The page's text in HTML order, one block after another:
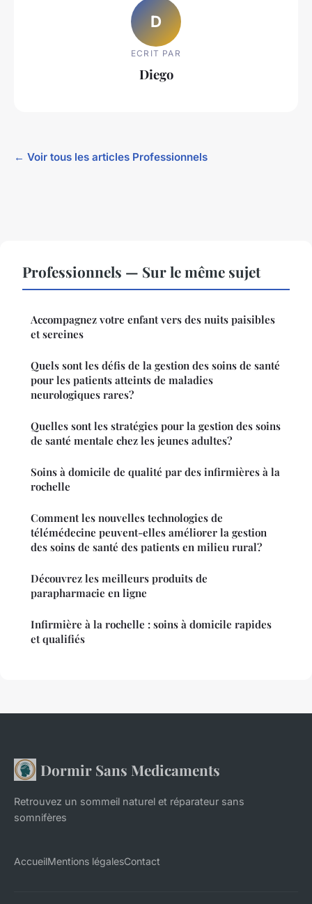
D
ECRIT PAR
Diego
← Voir tous les articles Professionnels
Professionnels — Sur le même sujet
Accompagnez votre enfant vers des nuits paisibles
et sereines
Quels sont les défis de la gestion des soins de santé
pour les patients atteints de maladies
neurologiques rares?
Quelles sont les stratégies pour la gestion des soins
de santé mentale chez les jeunes adultes?
Soins à domicile de qualité par des infirmières à la
rochelle
Comment les nouvelles technologies de
télémédecine peuvent-elles améliorer la gestion
des soins de santé des patients en milieu rural?
Découvrez les meilleurs produits de
parapharmacie en ligne
Infirmière à la rochelle : soins à domicile rapides
et qualifiés
Dormir Sans Medicaments
Retrouvez un sommeil naturel et réparateur sans
somnifères
AccueilMentions légalesContact